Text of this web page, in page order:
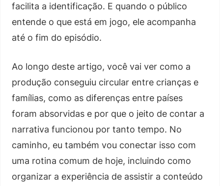
facilita a identificação. E quando o público
entende o que está em jogo, ele acompanha
até o fim do episódio.
Ao longo deste artigo, você vai ver como a
produção conseguiu circular entre crianças e
famílias, como as diferenças entre países
foram absorvidas e por que o jeito de contar a
narrativa funcionou por tanto tempo. No
caminho, eu também vou conectar isso com
uma rotina comum de hoje, incluindo como
organizar a experiência de assistir a conteúdo